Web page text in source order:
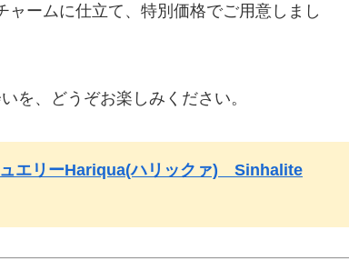
ームに仕立て、特別価格でご用意しまし
を、どうぞお楽しみください。
エリーHariqua(ハリックァ) Sinhalite